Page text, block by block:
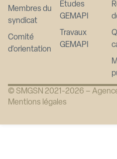
Membres du
syndicat
Comité
d’orientation
Etudes
GEMAPI
Travaux
GEMAPI
© SMGSN 2021-2026 –
Mentions légales